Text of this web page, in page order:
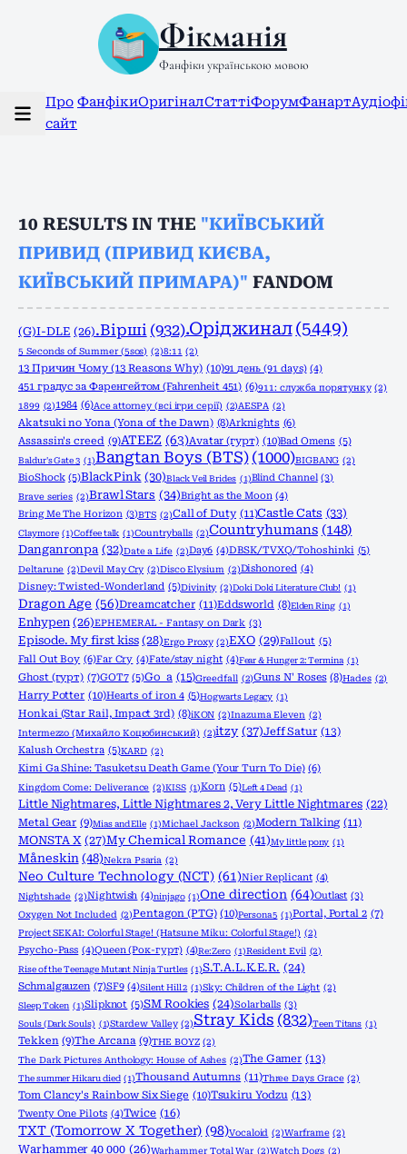
Фікманія
Фанфіки українською мовою
Про
сайт
ФанфікиОригіналСтаттіФорумФанарт
10 RESULTS IN THE "КИЇВСЬКИЙ
ПРИВИД (ПРИВИД КИЄВА,
КИЇВСЬКИЙ ПРИМАРА)" FANDOM
(G)I-DLE (26).Вірші (932).Оріджинал (5449)
5 Seconds of Summer (5sos) (2)8:11 (2)
13 Причин Чому (13 Reasons Why) (10)91 день (91 days) (4)
451 градус за Фаренгейтом (Fahrenheit 451) (6)911: служба порятунку (2)
1899 (2)1984 (6)Ace attorney (всі ігри серії) (2)AESPA (2)
Akatsuki no Yona (Yona of the Dawn) (8)Arknights (6)
Assassin's creed (9)ATEEZ (63)Avatar (гурт) (10)Bad Omens (5)
Baldur's Gate 3 (1)Bangtan Boys (BTS) (1000)BIGBANG (2)
BioShock (5)BlackPink (30)Black Veil Brides (1)Blind Channel (3)
Brave series (2)Brawl Stars (34)Bright as the Moon (4)
Bring Me The Horizon (3)BTS (2)Call of Duty (11)Castle Cats (33)
Claymore (1)Coffee talk (1)Countryballs (2)Countryhumans (148)
Danganronpa (32)Date a Life (2)Day6 (4)DBSK/TVXQ/Tohoshinki (5)
Deltarune (2)Devil May Cry (2)Disco Elysium (2)Dishonored (4)
Disney: Twisted-Wonderland (5)Divinity (2)Doki Doki Literature Club! (1)
Dragon Age (56)Dreamcatcher (11)Eddsworld (8)Elden Ring (1)
Enhypen (26)EPHEMERAL - Fantasy on Dark (3)
Episode. My first kiss (28)Ergo Proxy (2)EXO (29)Fallout (5)
Fall Out Boy (6)Far Cry (4)Fate/stay night (4)Fear & Hunger 2: Termina (1)
Ghost (гурт) (7)GOT7 (5)Go_a (15)Greedfall (2)Guns N' Roses (8)Hades (2)
Harry Potter (10)Hearts of iron 4 (5)Hogwarts Legacy (1)
Honkai (Star Rail, Impact 3rd) (8)iKON (2)Inazuma Eleven (2)
Intermezzo (Михайло Коцюбинський) (2)itzy (37)Jeff Satur (13)
Kalush Orchestra (5)KARD (2)
Kimi Ga Shine: Tasuketsu Death Game (Your Turn To Die) (6)
Kingdom Come: Deliverance (2)KISS (1)Korn (5)Left 4 Dead (1)
Little Nightmares, Little Nightmares 2, Very Little Nightmares (22)
Metal Gear (9)Mias and Elle (1)Michael Jackson (2)Modern Talking (11)
MONSTA X (27)My Chemical Romance (41)My little pony (1)
Måneskin (48)Nekra Psaria (2)
Neo Culture Technology (NCT) (61)Nier Replicant (4)
Nightshade (2)Nightwish (4)ninjago (1)One direction (64)Outlast (3)
Oxygen Not Included (2)Pentagon (PTG) (10)Persona 5 (1)Portal, Portal 2 (7)
Project SEKAI: Colorful Stage! (Hatsune Miku: Colorful Stage!) (2)
Psycho-Pass (4)Queen (Рок-гурт) (4)Re:Zero (1)Resident Evil (2)
Rise of the Teenage Mutant Ninja Turtles (1)S.T.A.L.K.E.R. (24)
Schmalgauzen (7)SF9 (4)Silent Hill 2 (1)Sky: Children of the Light (2)
Sleep Token (1)Slipknot (5)SM Rookies (24)Solarballs (3)
Souls (Dark Souls) (1)Stardew Valley (2)Stray Kids (832)Teen Titans (1)
Tekken (9)The Arcana (9)THE BOYZ (2)
The Dark Pictures Anthology: House of Ashes (2)The Gamer (13)
The summer Hikaru died (1)Thousand Autumns (11)Three Days Grace (2)
Tom Clancy's Rainbow Six Siege (10)Tsukiru Yodzu (13)
Twenty One Pilots (4)Twice (16)
TXT (Tomorrow X Together) (98)Vocaloid (2)Warframe (2)
Warhammer 40 000 (26)Warhammer Total War (2)Watch Dogs (2)